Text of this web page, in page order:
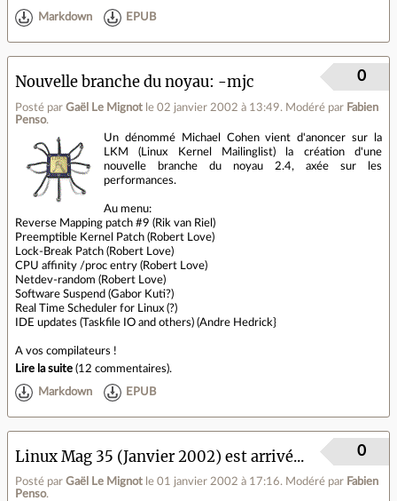
Markdown EPUB
Nouvelle branche du noyau: -mjc
Posté par Gaël Le Mignot le 02 janvier 2002 à 13:49. Modéré par Fabien
Penso.
0
Un dénommé Michael Cohen vient d'anoncer sur la
LKM (Linux Kernel Mailinglist) la création d'une
nouvelle branche du noyau 2.4, axée sur les
performances.
Au menu:
Reverse Mapping patch #9 (Rik van Riel)
Preemptible Kernel Patch (Robert Love)
Lock-Break Patch (Robert Love)
CPU affinity /proc entry (Robert Love)
Netdev-random (Robert Love)
Software Suspend (Gabor Kuti?)
Real Time Scheduler for Linux (?)
IDE updates (Taskfile IO and others) (Andre Hedrick}
A vos compilateurs !
Lire la suite (12 commentaires).
Markdown EPUB
Linux Mag 35 (Janvier 2002) est arrivé...
Posté par Gaël Le Mignot le 01 janvier 2002 à 17:16. Modéré par Fabien
Penso.
0